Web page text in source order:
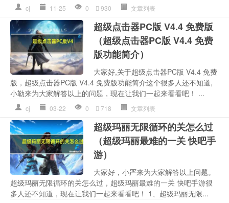
cj 11-25 0 930 文章列表
超级点击器PC版 V4.4 免费版
（超级点击器PC版 V4.4 免费
版功能简介）
大家好,关于超级点击器PC版 V4.4 免费
版，超级点击器PC版 V4.4 免费版功能简介这个很多人还不知道,
小勒来为大家解答以上的问题，现在让我们一起来看看吧！ ...
cj 03-22 0 718 文章列表
超级玛丽无限循环的关怎么过
（超级玛丽最难的一关 快吧手
游）
大家好，小严来为大家解答以上问题。
超级玛丽无限循环的关怎么过，超级玛丽最难的一关 快吧手游很
多人还不知道，现在让我们一起来看看吧！ 1、超级玛丽无限...